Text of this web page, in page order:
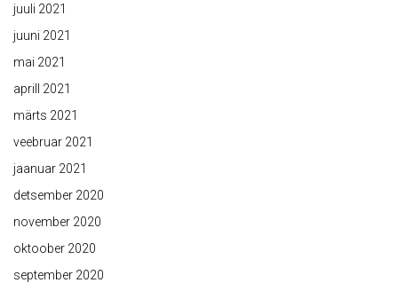
juuli 2021
juuni 2021
mai 2021
aprill 2021
märts 2021
veebruar 2021
jaanuar 2021
detsember 2020
november 2020
oktoober 2020
september 2020